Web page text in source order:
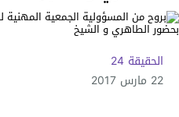
الحقيقة 24
22 مارس 2017